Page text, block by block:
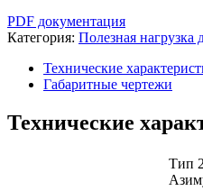
PDF документация
Категория: Полезная
Технические
Габаритные чертежи
Технические
Тип